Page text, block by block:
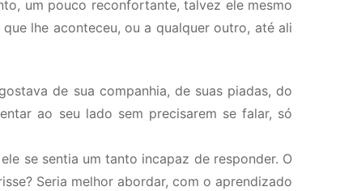
um pouco reconfortante, talvez ele mesmo
lhe aconteceu, ou a qualquer outro, até ali
de sua companhia, de suas piadas, do
ao seu lado sem precisarem se falar, só
se sentia um tanto incapaz de responder. O
Seria melhor abordar, com o aprendizado